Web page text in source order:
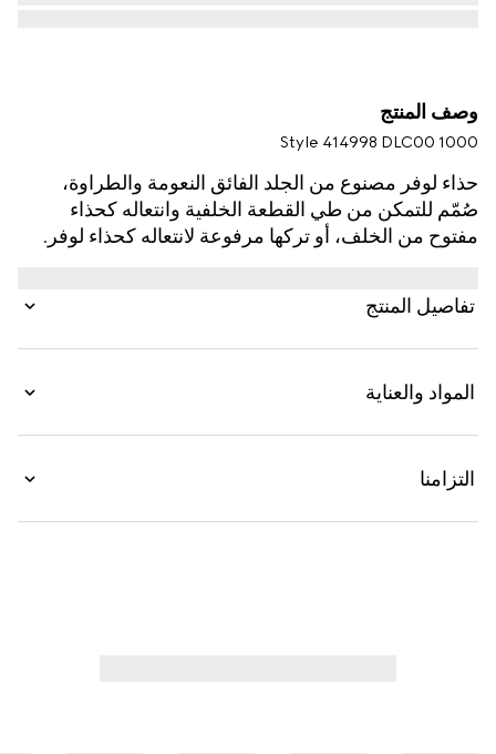
وصف المنتج
Style ‎414998 DLC00 1000
حذاء لوفر مصنوع من الجلد الفائق النعومة والطراوة،
صُمّم للتمكن من طي القطعة الخلفية وانتعاله كحذاء
مفتوح من الخلف، أو تركها مرفوعة لانتعاله كحذاء لوفر.
تفاصيل المنتج
المواد والعناية
التزامنا